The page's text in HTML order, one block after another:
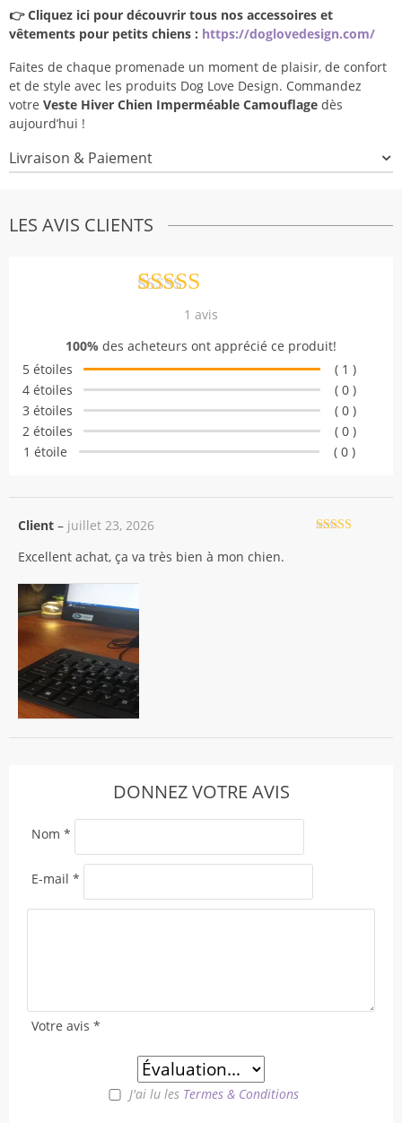
👉 Cliquez ici pour découvrir tous nos accessoires et
vêtements pour petits chiens : https://doglovedesign.com/
Faites de chaque promenade un moment de plaisir, de confort
et de style avec les produits Dog Love Design. Commandez
votre Veste Hiver Chien Imperméable Camouflage dès
aujourd’hui !
Livraison & Paiement
LES AVIS CLIENTS
Noté 5.00
sur 5 basé
surnotation
client
1 avis
100% des acheteurs ont apprécié ce produit!
5 étoiles
( 1 )
4 étoiles
( 0 )
3 étoiles
( 0 )
2 étoiles
( 0 )
1 étoile
( 0 )
Client – juillet 23, 2026
Excellent achat, ça va très bien à mon chien.
DONNEZ VOTRE AVIS
Votre avis *
J'ai lu les Termes & Conditions
Nom *
E-mail *